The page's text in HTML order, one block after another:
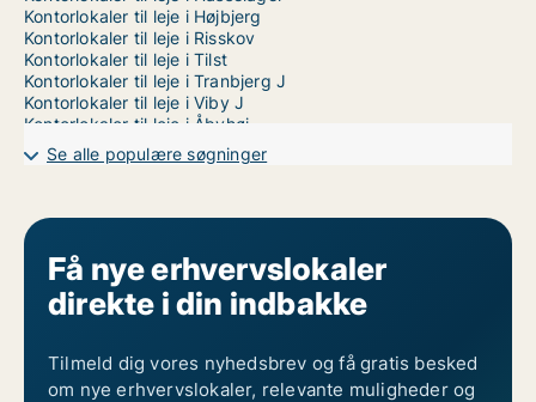
Kontorlokaler til leje i Højbjerg
Kontorlokaler til leje i Risskov
Kontorlokaler til leje i Tilst
Kontorlokaler til leje i Tranbjerg J
Kontorlokaler til leje i Viby J
Kontorlokaler til leje i Åbyhøj
Kontorlokaler til leje i Århus C
Kontorlokaler til leje i Århus N
Se alle populære søgninger
Få nye erhvervslokaler
direkte i din indbakke
Tilmeld dig vores nyhedsbrev og få gratis besked
om nye erhvervslokaler, relevante muligheder og